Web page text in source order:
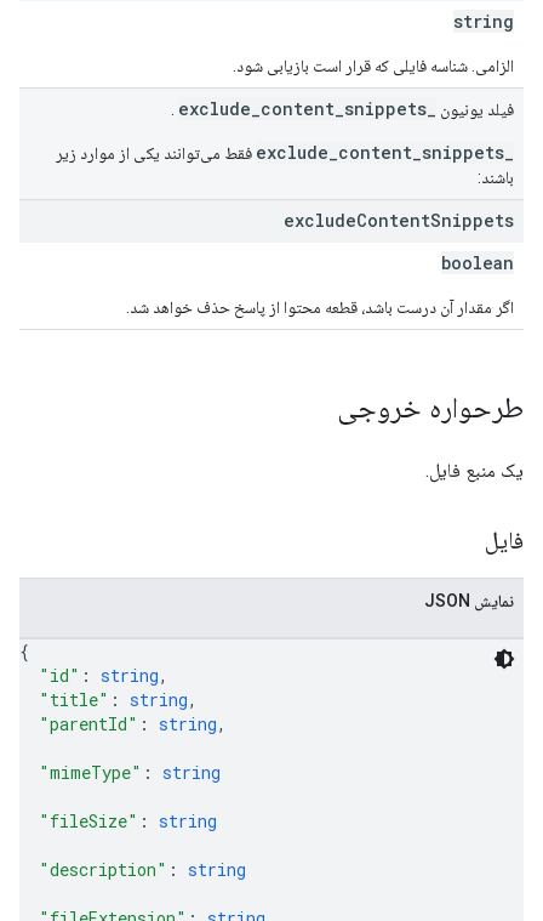
string
الزامی. شناسه فایلی که قرار است بازیابی شود.
فیلد یونیون
فقط می‌توانند یکی از موارد زیر
باشند:
excludeContentSnippets
boolean
اگر مقدار آن درست باشد، قطعه محتوا از پاسخ حذف خواهد شد.
طرحواره خروجی
یک منبع فایل.
فایل
نمایش JSON
{
"id" : string,
"title" : string,
"parentId" : string,
"mimeType" : string
"fileSize" : string
"description" : string